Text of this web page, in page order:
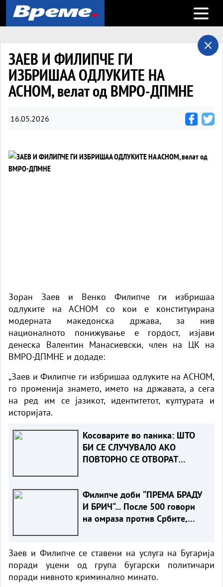
Open
ЗАЕВ И ФИЛИПЧЕ ГИ
ИЗБРИШАА ОДЛУКИТЕ НА
АСНОМ, велат од ВМРО-ДПМНЕ
16.05.2026
Зоран Заев и Венко Филипче ги избришаа
одлуките на АСНОМ со кои е конституирана
модерната македонска држава, за нив
националното понижување е гордост, изјави
денеска Валентин Манасиевски, член на ЦК на
ВМРО-ДПМНЕ и додаде:
„Заев и Филипче ги избришаа одлуките на АСНОМ,
го променија знамето, името на државата, а сега
на ред им се јазикот, идентитетот, културата и
историјата.
Косоварите во паника: ШТО
БИ СЕ СЛУЧУВАЛО АКО
ПОВТОРНО СЕ ОТВОРАТ
Филипче доби “ПРЕМА БРАДУ
И БРИЧ“... После 500 говори
на омраза против Србите,
Заев и Филипче се ставени на услуга на Бугарија
поради уцени од група бугарски политичари
поради нивното криминално минато.